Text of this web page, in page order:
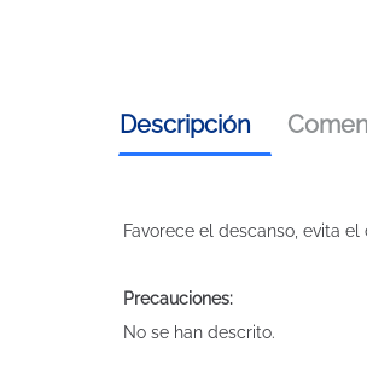
Descripción
Favorece el descanso, evita
Precauciones:
No se han descrito.